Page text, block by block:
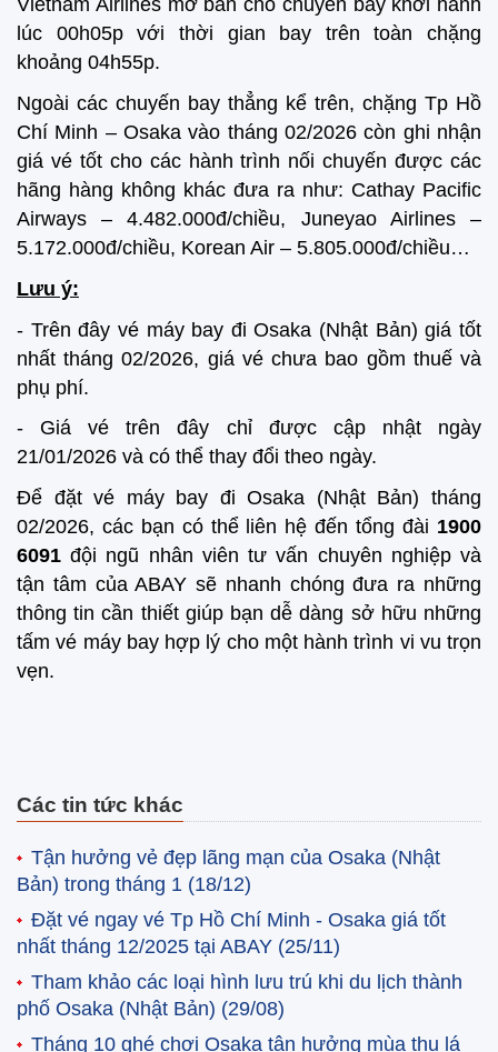
Vietnam Airlines mở bán cho chuyến bay khởi hành
lúc 00h05p với thời gian bay trên toàn chặng
khoảng 04h55p.
Ngoài các chuyến bay thẳng kể trên, chặng Tp Hồ
Chí Minh – Osaka vào tháng 02/2026 còn ghi nhận
giá vé tốt cho các hành trình nối chuyến được các
hãng hàng không khác đưa ra như: Cathay Pacific
Airways – 4.482.000đ/chiều, Juneyao Airlines –
5.172.000đ/chiều, Korean Air – 5.805.000đ/chiều…
Lưu ý:
- Trên đây vé máy bay đi Osaka (Nhật Bản) giá tốt
nhất tháng 02/2026, giá vé chưa bao gồm thuế và
phụ phí.
- Giá vé trên đây chỉ được cập nhật ngày
21/01/2026 và có thể thay đổi theo ngày.
Để đặt vé máy bay đi Osaka (Nhật Bản) tháng
02/2026, các bạn có thể liên hệ đến tổng đài 1900
6091 đội ngũ nhân viên tư vấn chuyên nghiệp và
tận tâm của ABAY sẽ nhanh chóng đưa ra những
thông tin cần thiết giúp bạn dễ dàng sở hữu những
tấm vé máy bay hợp lý cho một hành trình vi vu trọn
vẹn.
Các tin tức khác
Tận hưởng vẻ đẹp lãng mạn của Osaka (Nhật
Bản) trong tháng 1 (18/12)
Đặt vé ngay vé Tp Hồ Chí Minh - Osaka giá tốt
nhất tháng 12/2025 tại ABAY (25/11)
Tham khảo các loại hình lưu trú khi du lịch thành
phố Osaka (Nhật Bản) (29/08)
Tháng 10 ghé chơi Osaka tận hưởng mùa thu lá